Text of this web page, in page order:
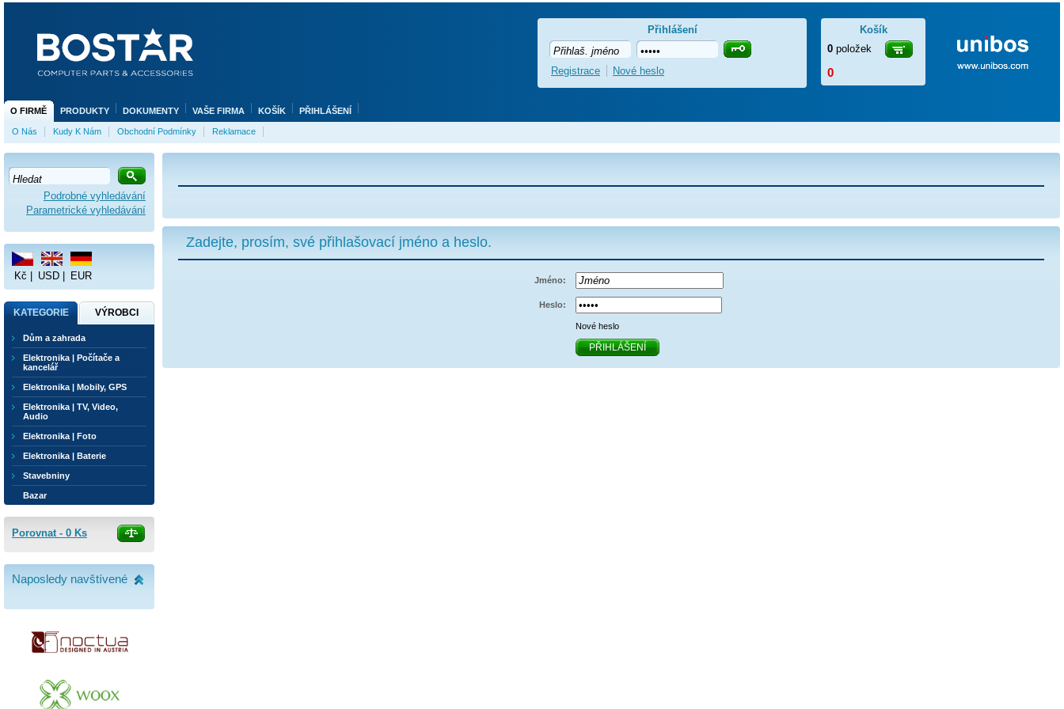
Zadejte, prosím, své přihlašovací jméno a heslo.
Jméno:
Heslo:
Nové heslo
PŘIHLÁŠENÍ
Podrobné vyhledávání
Parametrické vyhledávání
Kč USD EUR
KATEGORIE VÝROBCI
Dům a zahrada
Elektronika | Počítače a
kancelář
Elektronika | Mobily, GPS
Elektronika | TV, Video,
Audio
Elektronika | Foto
Elektronika | Baterie
Stavebniny
Bazar
Porovnat - 0 Ks
Naposledy navštívené
O FIRMĚ PRODUKTY DOKUMENTY VAŠE FIRMA KOŠÍK PŘIHLÁŠENÍ
O Nás Kudy K Nám Obchodní Podmínky Reklamace
Košík
0 položek
0
Přihlášení
Registrace Nové heslo